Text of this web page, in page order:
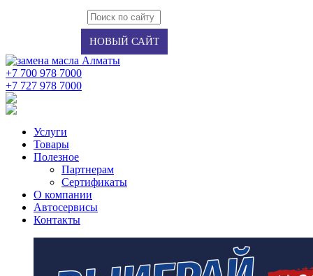
НОВЫЙ САЙТ
+7 700 978 7000
‭+7 727 978 7000‬
Услуги
Товары
Полезное
Партнерам
Сертификаты
О компании
Автосервисы
Контакты